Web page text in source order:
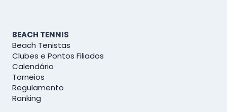
BEACH TENNIS
Beach Tenistas
Clubes e Pontos Filiados
Calendário
Torneios
Regulamento
Ranking